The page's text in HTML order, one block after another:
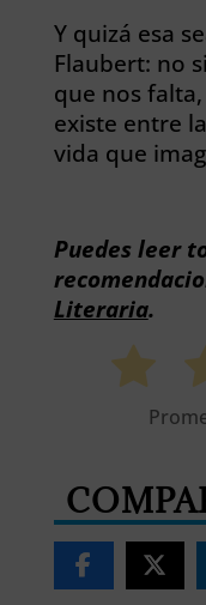
Y quizá esa
Flaubert: no
que nos
existe entre
vida que
Puedes leer
Literaria.